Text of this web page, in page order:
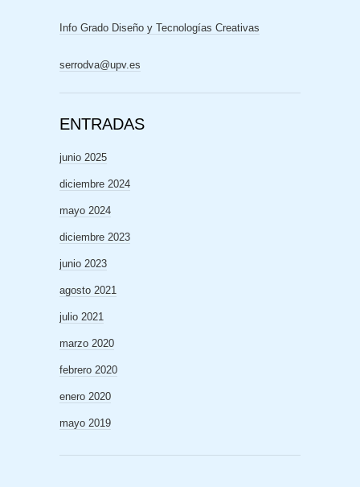
Info Grado Diseño y Tecnologías Creativas
serrodva@upv.es
ENTRADAS
junio 2025
diciembre 2024
mayo 2024
diciembre 2023
junio 2023
agosto 2021
julio 2021
marzo 2020
febrero 2020
enero 2020
mayo 2019